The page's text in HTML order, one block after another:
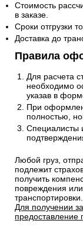
Стоимость
в заказе.
Сроки отгрузки
Доставка до
Правила
Для расчета
необходимо
указав в
При
полностью,
Специалисты
Любой груз,
подлежит
получить
повреждения
транспортировки.
Для получении
предоставление